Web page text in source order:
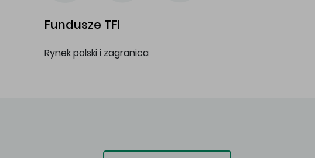
Fundusze TFI
Rynek polski i zagranica